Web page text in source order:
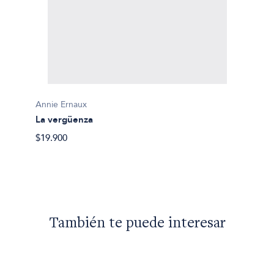
Annie Ernaux
La vergüenza
$19.900
También te puede interesar